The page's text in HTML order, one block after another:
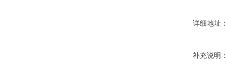
详细地址
补充说明